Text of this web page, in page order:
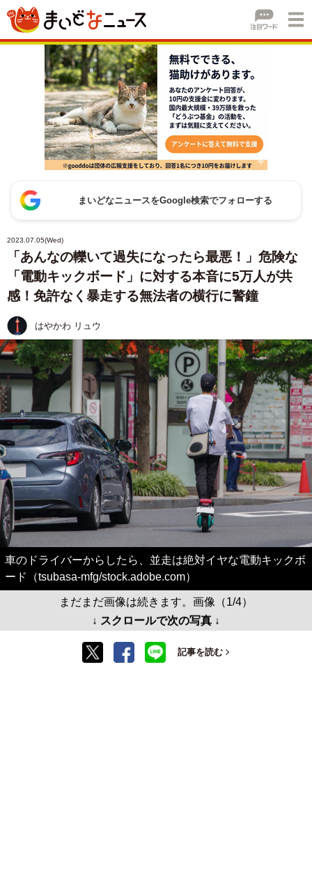
まいどなニュースをGoogle検索でフォローする
2023.07.05(Wed)
「あんなの轢いて過失になったら最悪！」危険な
「電動キックボード」に対する本音に5万人が共
感！免許なく暴走する無法者の横行に警鐘
はやかわ リュウ
車のドライバーからしたら、並走は絶対イヤな電動キックボ
ード（tsubasa-mfg/stock.adobe.com）
まだまだ画像は続きます。画像（1/4）
↓ スクロールで次の写真 ↓
記事を読む